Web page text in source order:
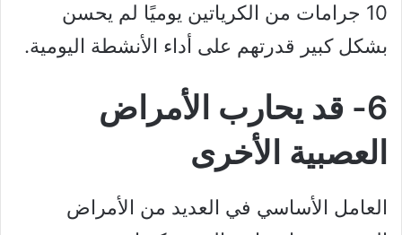
10 جرامات من الكرياتين يوميًا لم يحسن
بشكل كبير قدرتهم على أداء الأنشطة اليومية.
6- قد يحارب الأمراض
العصبية الأخرى
العامل الأساسي في العديد من الأمراض